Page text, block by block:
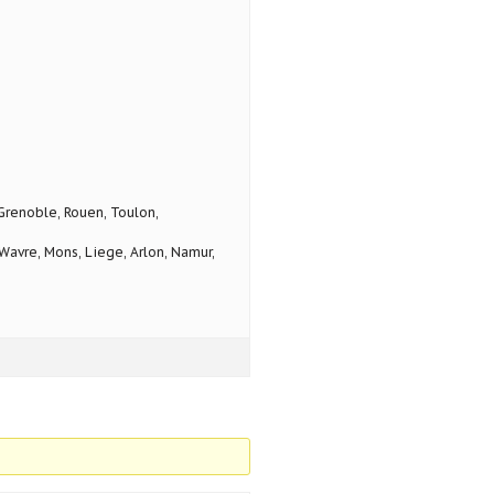
Rouen, Toulon,
Mons, Liege, Arlon, Namur,